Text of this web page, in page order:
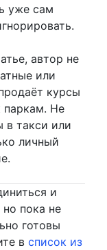
уже сам
автор не
или
курсы
паркам. Не
в такси или
личный
и
но пока не
готовы
в список из